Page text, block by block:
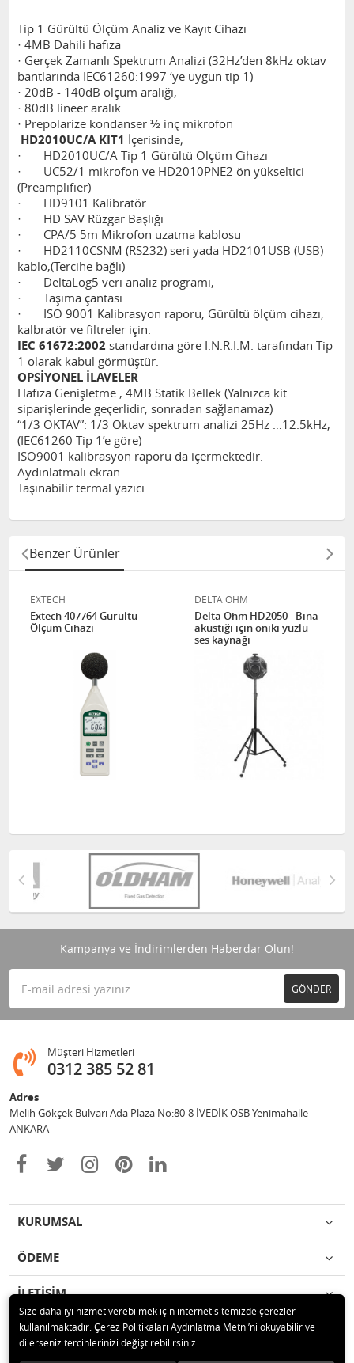
Tip 1 Gürültü Ölçüm Analiz ve Kayıt Cihazı
· 4MB Dahili hafıza
· Gerçek Zamanlı Spektrum Analizi (32Hz’den 8kHz oktav
bantlarında IEC61260:1997 ‘ye uygun tip 1)
· 20dB - 140dB ölçüm aralığı,
· 80dB lineer aralık
· Prepolarize kondanser ½ inç mikrofon
HD2010UC/A KIT1 İçerisinde;
· HD2010UC/A Tip 1 Gürültü Ölçüm Cihazı
· UC52/1 mikrofon ve HD2010PNE2 ön yükseltici
(Preamplifier)
· HD9101 Kalibratör.
· HD SAV Rüzgar Başlığı
· CPA/5 5m Mikrofon uzatma kablosu
· HD2110CSNM (RS232) seri yada HD2101USB (USB)
kablo,(Tercihe bağlı)
· DeltaLog5 veri analiz programı,
· Taşıma çantası
· ISO 9001 Kalibrasyon raporu; Gürültü ölçüm cihazı,
kalbratör ve filtreler için.
IEC 61672:2002 standardına göre I.N.R.I.M. tarafından Tip
1 olarak kabul görmüştür.
OPSİYONEL İLAVELER
Hafıza Genişletme , 4MB Statik Bellek (Yalnızca kit
siparişlerinde geçerlidir, sonradan sağlanamaz)
“1/3 OKTAV”: 1/3 Oktav spektrum analizi 25Hz …12.5kHz,
(IEC61260 Tip 1’e göre)
ISO9001 kalibrasyon raporu da içermektedir.
Aydınlatmalı ekran
Taşınabilir termal yazıcı
Benzer Ürünler
EXTECH
Extech 407764 Gürültü
Ölçüm Cihazı
DELTA OHM
Delta Ohm HD2050 - Bina
akustiği için oniki yüzlü
ses kaynağı
Kampanya ve İndirimlerden Haberdar Olun!
GÖNDER
Müşteri Hizmetleri
0312 385 52 81
Adres
Melih Gökçek Bulvarı Ada Plaza No:80-8 İVEDİK OSB Yenimahalle -
ANKARA
KURUMSAL
ÖDEME
İLETİŞİM
© 2020 ESA ÖLÇÜM VE TEST CİHAZLARI ELEKTRONİK SAN TİC LTD ŞTİ
Tüm hakları saklıdır.
Size daha iyi hizmet verebilmek için internet sitemizde çerezler
kullanılmaktadır. Çerez Politikaları Aydınlatma Metni’ni okuyabilir ve
dilerseniz tercihlerinizi değiştirebilirsiniz.